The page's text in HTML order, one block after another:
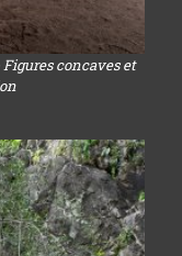
concaves et